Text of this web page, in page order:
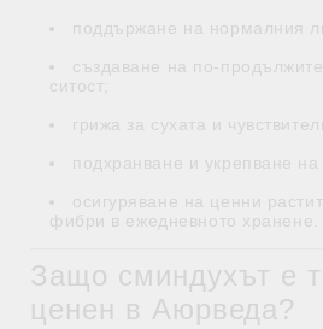
поддържане на нормалния
създаване на по-
ситост;
грижа за сухата и
подхранване и укрепване на
осигуряване на ценни
фибри в ежедневното хранене.
Защо сминдухът е
ценен в Аюрведа?